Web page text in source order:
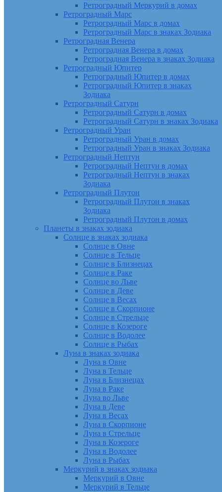
Ретроградный Меркурий в домах
Ретроградный Марс
Ретроградный Марс в домах
Ретроградный Марс в знаках Зодиака
Ретроградная Венера
Ретроградная Венера в домах
Ретроградная Венера в знаках Зодиака
Ретроградный Юпитер
Ретроградный Юпитер в домах
Ретроградный Юпитер в знаках
Зодиака
Ретроградный Сатурн
Ретроградный Сатурн в домах
Ретроградный Сатурн в знаках Зодиака
Ретроградный Уран
Ретроградный Уран в домах
Ретроградный Уран в знаках Зодиака
Ретроградный Нептун
Ретроградный Нептун в домах
Ретроградный Нептун в знаках
Зодиака
Ретроградный Плутон
Ретроградный Плутон в знаках
Зодиака
Ретроградный Плутон в домах
Планеты в знаках зодиака
Солнце в знаках зодиака
Солнце в Овне
Солнце в Тельце
Солнце в Близнецах
Солнце в Раке
Солнце во Льве
Солнце в Деве
Солнце в Весах
Солнце в Скорпионе
Солнце в Стрельце
Солнце в Козероге
Солнце в Водолее
Солнце в Рыбах
Луна в знаках зодиака
Луна в Овне
Луна в Тельце
Луна в Близнецах
Луна в Раке
Луна во Льве
Луна в Деве
Луна в Весах
Луна в Скорпионе
Луна в Стрельце
Луна в Козероге
Луна в Водолее
Луна в Рыбах
Меркурий в знаках зодиака
Меркурий в Овне
Меркурий в Тельце